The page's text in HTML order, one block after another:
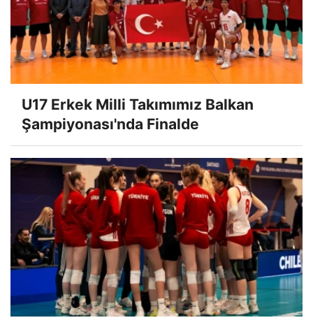
U17 Erkek Milli Takımımız Balkan
Şampiyonası'nda Finalde